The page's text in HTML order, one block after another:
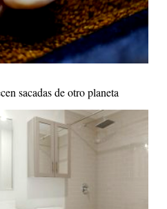
sacadas de otro planeta